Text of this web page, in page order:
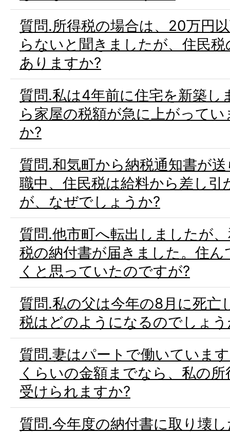
質問.所得税の場合は、20万円
らないと聞きましたが、住民
ありますか?
質問.私は4年前に住宅を新築し
ら家屋の税額が急に上がって
か?
質問.和気町から納税通知書が
職中、住民税は給料から差し
が、なぜでしょうか?
質問.他市町へ転出しましたが
税の納付書が届きました。住
くと思っていたのですが?
質問.私の父は今年の8月に死亡
税はどのようになるのでしょ
質問.妻はパートで働いていま
くらいの金額までなら、私の
受けられますか?
質問.今年度の納付書に取り壊